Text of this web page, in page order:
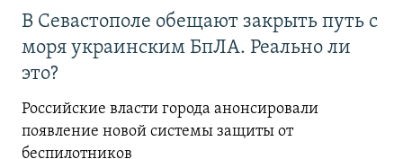
В Севастополе обещают закрыть путь с
моря украинским БпЛА. Реально ли
это?
Российские власти города анонсировали
появление новой системы защиты от
беспилотников